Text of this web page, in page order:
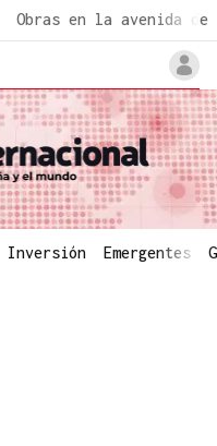
Obras en la avenida de
Inversión Emergentes